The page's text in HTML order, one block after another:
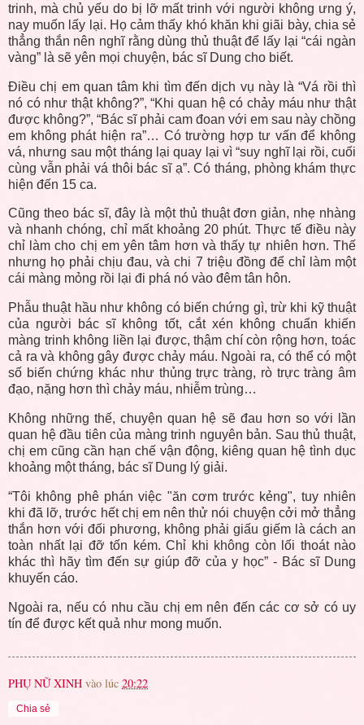
trinh, mà chủ yếu do bị lỡ mất trinh với người không ưng ý,
nay muốn lấy lại. Họ cảm thấy khó khăn khi giãi bày, chia sẻ
thẳng thắn nên nghĩ rằng dùng thủ thuật để lấy lại “cái ngàn
vàng” là sẽ yên mọi chuyện, bác sĩ Dung cho biết.
Điều chị em quan tâm khi tìm đến dịch vụ này là “Vá rồi thì
nó có như thật không?”, “Khi quan hệ có chảy máu như thật
được không?”, “Bác sĩ phải cam đoan với em sau này chồng
em không phát hiện ra”… Có trường hợp tư vấn để không
vá, nhưng sau một tháng lại quay lại vì “suy nghĩ lại rồi, cuối
cùng vẫn phải vá thôi bác sĩ ạ”. Có tháng, phòng khám thực
hiện đến 15 ca.
Cũng theo bác sĩ, đây là một thủ thuật đơn giản, nhẹ nhàng
và nhanh chóng, chỉ mất khoảng 20 phút. Thực tế điều này
chỉ làm cho chị em yên tâm hơn và thấy tự nhiên hơn. Thế
nhưng họ phải chịu đau, và chi 7 triệu đồng để chỉ làm một
cái màng mỏng rồi lại đi phá nó vào đêm tân hôn.
Phẫu thuật hầu như không có biến chứng gì, trừ khi kỹ thuật
của người bác sĩ không tốt, cắt xén không chuẩn khiến
màng trinh không liền lại được, thậm chí còn rộng hơn, toác
cả ra và không gây được chảy máu. Ngoài ra, có thể có một
số biến chứng khác như thủng trực tràng, rò trực tràng âm
đạo, nặng hơn thì chảy máu, nhiễm trùng…
Không những thế, chuyện quan hệ sẽ đau hơn so với lần
quan hệ đầu tiên của màng trinh nguyên bản. Sau thủ thuật,
chị em cũng cần hạn chế vận động, kiêng quan hệ tình dục
khoảng một tháng, bác sĩ Dung lý giải.
“Tôi không phê phán việc "ăn cơm trước kẻng", tuy nhiên
khi đã lỡ, trước hết chị em nên thử nói chuyện cởi mở thẳng
thắn hơn với đối phương, không phải giấu giếm là cách an
toàn nhất lại đỡ tốn kém. Chỉ khi không còn lối thoát nào
khác thì hãy tìm đến sự giúp đỡ của y học” - Bác sĩ Dung
khuyến cáo.
Ngoài ra, nếu có nhu cầu chị em nên đến các cơ sở có uy
tín để được kết quả như mong muốn.
PHỤ NỮ XINH vào lúc 20:22
Chia sẻ